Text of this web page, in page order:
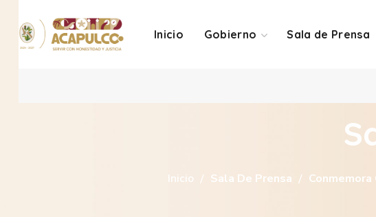
Inicio Gobierno Sala de Prensa
Inicio Sala De Prensa